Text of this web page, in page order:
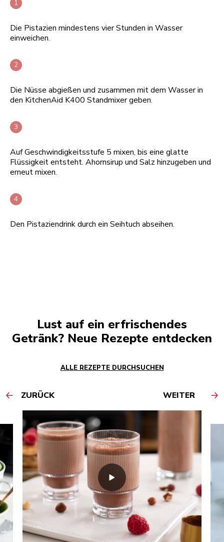
Die Pistazien mindestens vier Stunden in Wasser
einweichen.
Die Nüsse abgießen und zusammen mit dem Wasser in
den KitchenAid K400 Standmixer geben.
Auf Geschwindigkeitsstufe 5 mixen, bis eine glatte
Flüssigkeit entsteht. Ahornsirup und Salz hinzugeben und
erneut mixen.
Den Pistaziendrink durch ein Seihtuch abseihen.
Lust auf ein erfrischendes
Getränk? Neue Rezepte entdecken
ALLE REZEPTE DURCHSUCHEN
ZURÜCK WEITER